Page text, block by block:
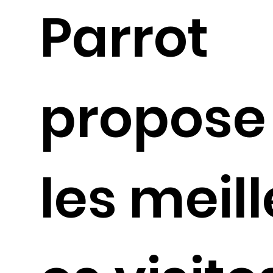
Parrot
propose
les